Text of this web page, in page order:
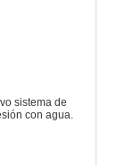
sistema de
con agua.